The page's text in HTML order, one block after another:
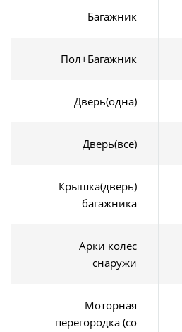
Багажник
Пол+Багажник
Дверь(одна)
Дверь(все)
Крышка(дверь)
багажника
Арки колес
снаружи
Моторная
перегородка (со